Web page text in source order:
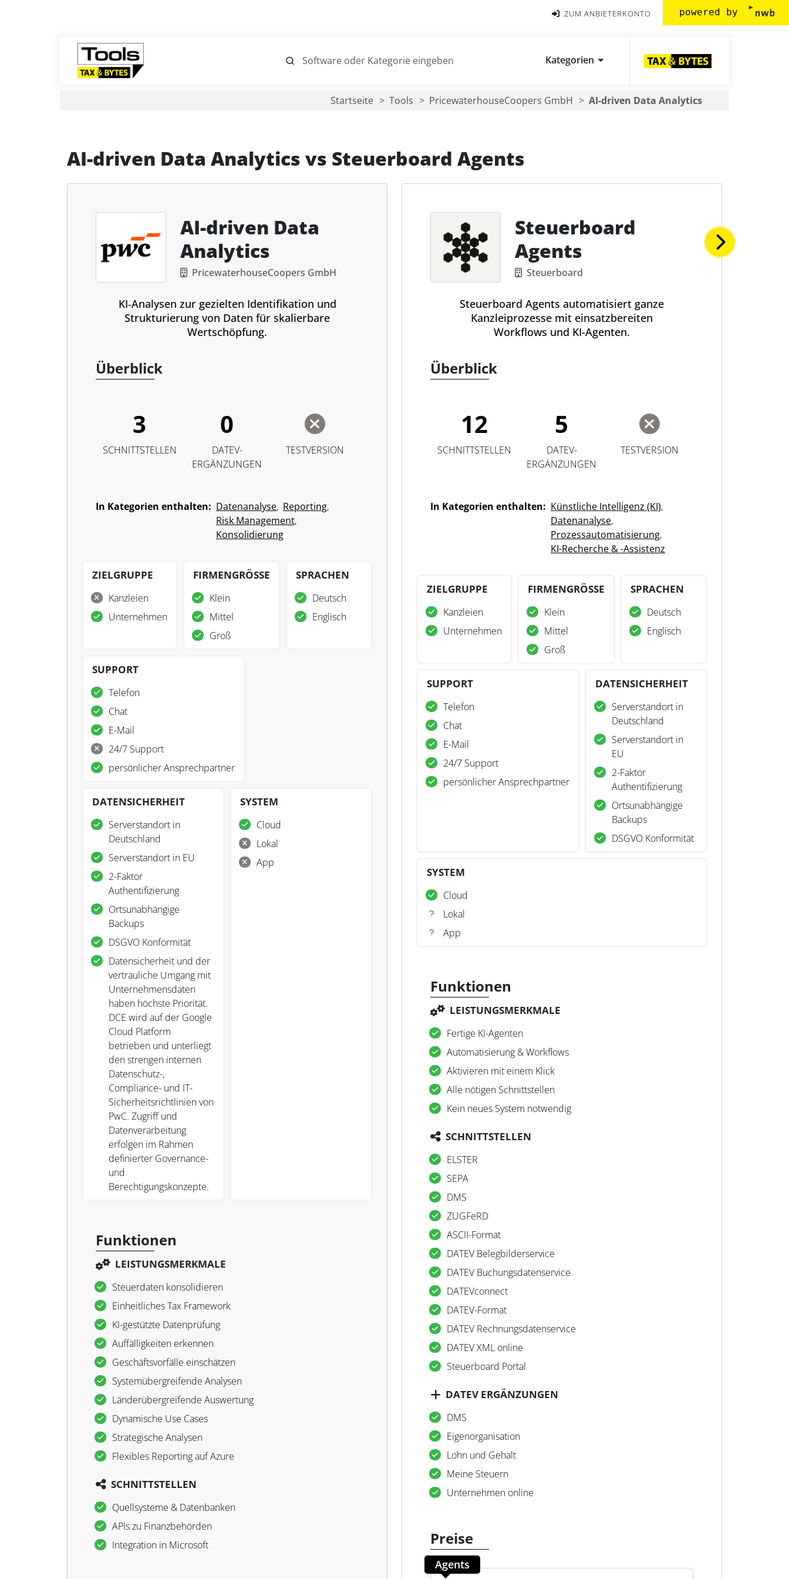
ZUM ANBIETERKONTO powered by
Kategorien
Startseite Tools PricewaterhouseCoopers GmbH AI-driven Data Analytics
AI-driven Data Analytics vs Steuerboard Agents
AI-driven Data
Analytics
PricewaterhouseCoopers GmbH
KI‑Analysen zur gezielten Identifikation und
Strukturierung von Daten für skalierbare
Wertschöpfung.
Überblick
3
SCHNITTSTELLEN
0
DATEV-
ERGÄNZUNGEN
TESTVERSION
In Kategorien enthalten: Datenanalyse, Reporting,
Risk Management,
Konsolidierung
ZIELGRUPPE
Kanzleien
Unternehmen
FIRMENGRÖSSE
Klein
Mittel
Groß
SPRACHEN
Deutsch
Englisch
SUPPORT
Telefon
Chat
E-Mail
24/7 Support
persönlicher Ansprechpartner
DATENSICHERHEIT
Serverstandort in
Deutschland
Serverstandort in EU
2-Faktor
Authentifizierung
Ortsunabhängige
Backups
DSGVO Konformität
Datensicherheit und der
vertrauliche Umgang mit
Unternehmensdaten
haben höchste Priorität.
DCE wird auf der Google
Cloud Platform
betrieben und unterliegt
den strengen internen
Datenschutz-,
Compliance- und IT-
Sicherheitsrichtlinien von
PwC. Zugriff und
Datenverarbeitung
erfolgen im Rahmen
definierter Governance-
und
Berechtigungskonzepte.
SYSTEM
Cloud
Lokal
App
Funktionen
LEISTUNGSMERKMALE
Steuerdaten konsolidieren
Einheitliches Tax Framework
KI-gestützte Datenprüfung
Auffälligkeiten erkennen
Geschäftsvorfälle einschätzen
Systemübergreifende Analysen
Länderübergreifende Auswertung
Dynamische Use Cases
Strategische Analysen
Flexibles Reporting auf Azure
SCHNITTSTELLEN
Quellsysteme & Datenbanken
APIs zu Finanzbehörden
Integration in Microsoft
Steuerboard
Agents
Steuerboard
Steuerboard Agents automatisiert ganze
Kanzleiprozesse mit einsatzbereiten
Workflows und KI-Agenten.
Überblick
12
SCHNITTSTELLEN
5
DATEV-
ERGÄNZUNGEN
TESTVERSION
In Kategorien enthalten: Künstliche Intelligenz (KI),
Datenanalyse,
Prozessautomatisierung,
KI-Recherche & -Assistenz
ZIELGRUPPE
Kanzleien
Unternehmen
FIRMENGRÖSSE
Klein
Mittel
Groß
SPRACHEN
Deutsch
Englisch
SUPPORT
Telefon
Chat
E-Mail
24/7 Support
persönlicher Ansprechpartner
DATENSICHERHEIT
Serverstandort in
Deutschland
Serverstandort in
EU
2-Faktor
Authentifizierung
Ortsunabhängige
Backups
DSGVO Konformität
SYSTEM
Cloud
Lokal
App
Funktionen
LEISTUNGSMERKMALE
Fertige KI-Agenten
Automatisierung & Workflows
Aktivieren mit einem Klick
Alle nötigen Schnittstellen
Kein neues System notwendig
SCHNITTSTELLEN
ELSTER
SEPA
DMS
ZUGFeRD
ASCII-Format
DATEV Belegbilderservice
DATEV Buchungsdatenservice
DATEVconnect
DATEV-Format
DATEV Rechnungsdatenservice
DATEV XML online
Steuerboard Portal
DATEV ERGÄNZUNGEN
DMS
Eigenorganisation
Lohn und Gehalt
Meine Steuern
Unternehmen online
Preise
Agents